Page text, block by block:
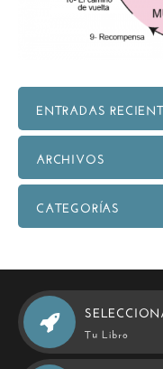
ENTRADAS
ARCHIVOS
CATEGORÍAS
Tu Libro